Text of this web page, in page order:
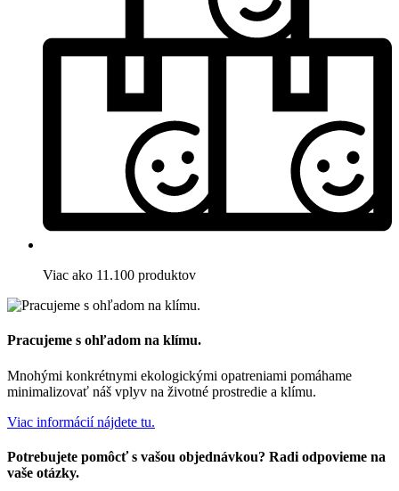
Viac ako 11.100 produktov
Pracujeme s ohľadom na klímu.
Mnohými konkrétnymi ekologickými opatreniami pomáhame
minimalizovať náš vplyv na životné prostredie a klímu.
Viac informácií nájdete tu.
Potrebujete pomôcť s vašou objednávkou? Radi odpovieme na
vaše otázky.